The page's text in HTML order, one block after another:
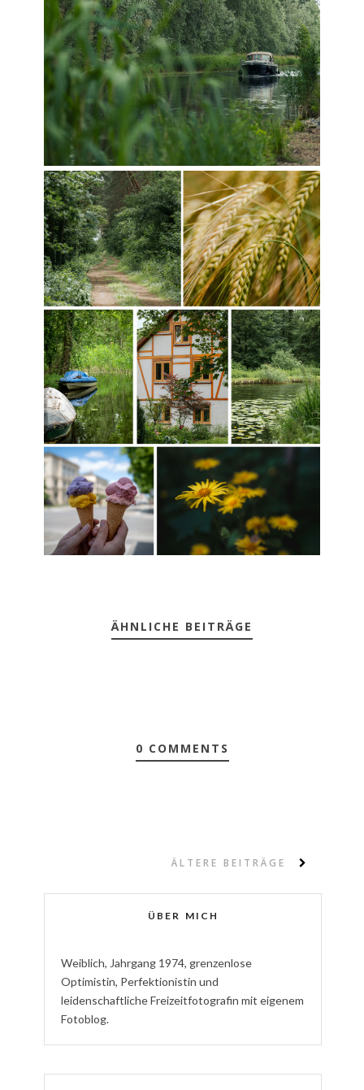
ÄHNLICHE BEITRÄGE
0 COMMENTS
ÄLTERE BEITRÄGE
ÜBER MICH
Weiblich, Jahrgang 1974, grenzenlose
Optimistin, Perfektionistin und
leidenschaftlicheFreizeitfotografin mit eigenem
Fotoblog.